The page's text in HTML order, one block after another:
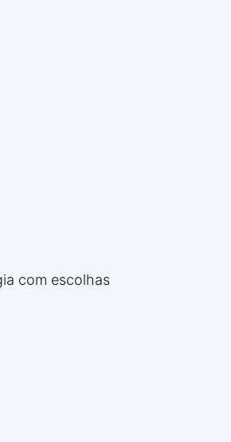
com escolhas